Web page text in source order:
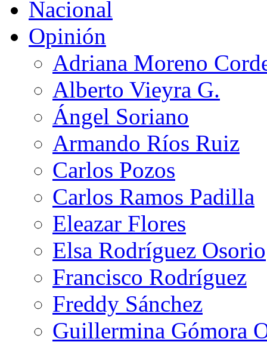
Nacional
Opinión
Adriana Moreno
Alberto Vieyra G.
Ángel Soriano
Armando Ríos Ruiz
Carlos Pozos
Carlos Ramos Padilla
Eleazar Flores
Elsa Rodríguez Osorio
Francisco Rodríguez
Freddy Sánchez
Guillermina Gómora